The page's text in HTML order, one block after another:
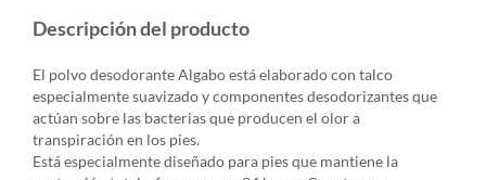
Descripción del producto
El polvo desodorante Algabo está elaborado con talco
especialmente suavizado y componentes desodorizantes que
actúan sobre las bacterias que producen el olor a
transpiración en los pies.
Está especialmente diseñado para pies que mantiene la